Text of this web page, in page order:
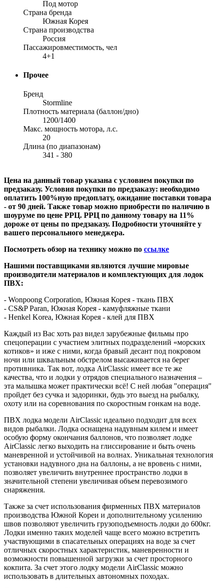
Под мотор
Страна бренда
Южная Корея
Страна производства
Россия
Пассажировместимость, чел
4+1
Прочее
Бренд
Stormline
Плотность материала (баллон/дно)
1200/1400
Макс. мощность мотора, л.с.
20
Длина (по диапазонам)
341 - 380
Цена на данный товар указана с условием покупки по
предзаказу. Условия покупки по предзаказу: необходимо
оплатить 100%ную предоплату, ожидание поставки товара
- от 90 дней. Также товар можно приобрести по наличию в
шоуруме по цене РРЦ. РРЦ по данному товару на 11%
дороже от цены по предзаказу. Подробности уточняйте у
вашего персонального менеджера.
Посмотреть обзор на технику можно по ссылке
Нашими поставщиками являются лучшие мировые
производители материалов и комплектующих для лодок
ПВХ:
- Wonpoong Corporation, Южная Корея - ткань ПВХ
- CS&P Paran, Южная Корея - камуфляжные ткани
- Henkel Korea, Южная Корея - клей для ПВХ
Каждый из Вас хоть раз видел зарубежные фильмы про
спецоперации с участием элитных подразделений «морских
котиков» и иже с ними, когда бравый десант под покровом
ночи или шквальным обстрелом высаживается на берег
противника. Так вот, лодка AirClassic имеет все те же
качества, что и лодки у отрядов специального назначения –
эта малышка может практически всё! С ней любая "операция"
пройдет без сучка и задоринки, будь это выезд на рыбалку,
охоту или на соревнования по скоростным гонкам на воде.
ПВХ лодка модели AirClassic идеально подходит для всех
видов рыбалки. Лодка оснащена надувным килем и имеет
особую форму окончания баллонов, что позволяет лодке
AirClassic легко выходить на глиссирование и быть очень
маневренной и устойчивой на волнах. Уникальная технология
установки надувного дна на баллоны, а не вровень с ними,
позволяет увеличить внутреннее пространство лодки в
значительной степени увеличивая объем перевозимого
снаряжения.
Также за счет использования фирменных ПВХ материалов
производства Южной Кореи и дополнительному усилению
швов позволяют увеличить грузоподъемность лодки до 600кг.
Лодки именно таких моделей чаще всего можно встретить
участвующими в спасательных операциях на воде за счет
отличных скоростных характеристик, маневренности и
возможности повышенной загрузки за счет просторного
кокпита. За счет этого лодку модели AirClassic можно
использовать в длительных автономных походах.